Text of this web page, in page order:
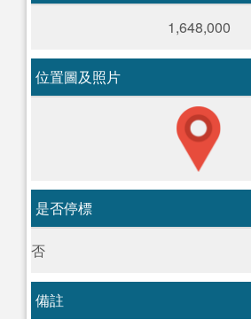
1,648,000
位置圖及照片
是否停標
否
備註